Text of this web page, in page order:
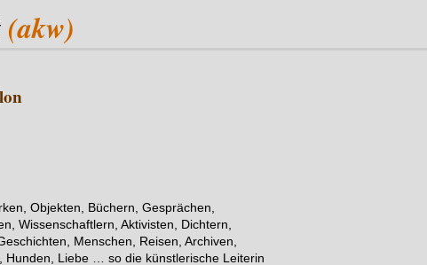
(akw)
Objekten, Büchern, Gesprächen,
Wissenschaftlern, Aktivisten, Dichtern,
Menschen, Reisen, Archiven,
Hunden, Liebe … so die künstlerische Leiterin